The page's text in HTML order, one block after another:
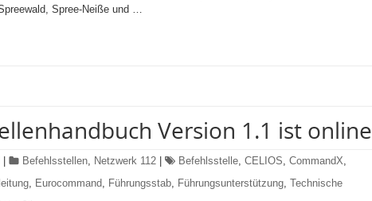
Spree-Neiße und …
Version 1.1 ist online
Befehlsstellen, Netzwerk 112 Befehlsstelle, CELIOS, CommandX,
, Eurocommand, Führungsstab, Führungsunterstützung, Technische